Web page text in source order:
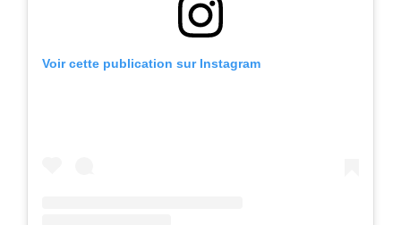
Voir cette publication sur Instagram